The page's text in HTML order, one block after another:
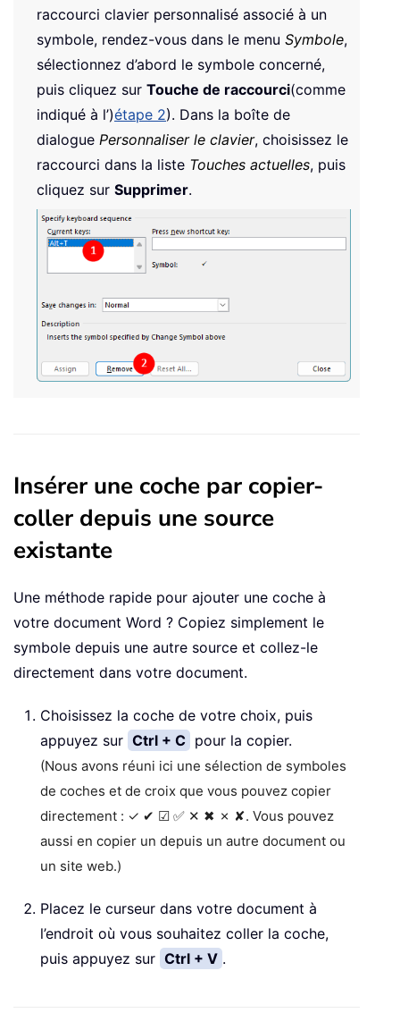
raccourci clavier personnalisé associé à un
symbole, rendez-vous dans le menu Symbole,
sélectionnez d’abord le symbole concerné,
puis cliquez sur Touche de raccourci(comme
indiqué à l’)étape 2). Dans la boîte de
dialogue Personnaliser le clavier, choisissez le
raccourci dans la liste Touches actuelles, puis
cliquez sur Supprimer.
Insérer une coche par copier-
coller depuis une source
existante
Une méthode rapide pour ajouter une coche à
votre document Word ? Copiez simplement le
symbole depuis une autre source et collez-le
directement dans votre document.
Choisissez la coche de votre choix, puis
appuyez sur Ctrl + C pour la copier.
(Nous avons réuni ici une sélection de symboles
de coches et de croix que vous pouvez copier
directement : ✓ ✔ ☑ ✅ ✕ ✖ ✗ ✘. Vous pouvez
aussi en copier un depuis un autre document ou
un site web.)
Placez le curseur dans votre document à
l’endroit où vous souhaitez coller la coche,
puis appuyez sur Ctrl + V .